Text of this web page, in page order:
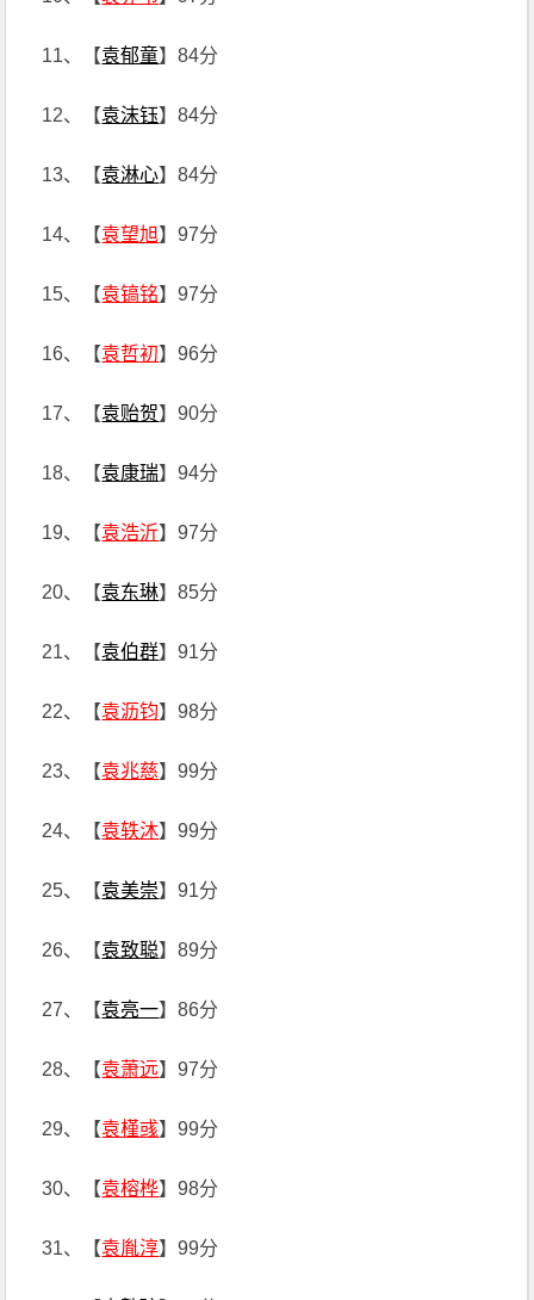
11、【袁郁童】84分
12、【袁沫钰】84分
13、【袁淋心】84分
14、【袁望旭】97分
15、【袁镐铭】97分
16、【袁哲初】96分
17、【袁贻贺】90分
18、【袁康瑞】94分
19、【袁浩沂】97分
20、【袁东琳】85分
21、【袁伯群】91分
22、【袁沥钧】98分
23、【袁兆慈】99分
24、【袁轶沐】99分
25、【袁美崇】91分
26、【袁致聪】89分
27、【袁亮一】86分
28、【袁萧远】97分
29、【袁槿彧】99分
30、【袁榕桦】98分
31、【袁胤淳】99分